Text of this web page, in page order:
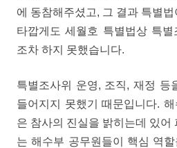
에 동참해주셨고, 그 결과 특별
타깝게도 세월호 특별법상 특
조차 하지 못했습니다.
특별조사위 운영, 조직, 재정 등
들어지지 못했기 때문입니다.
은 참사의 진실을 밝히는데 있어
는 해수부 공무원들이 핵심 역